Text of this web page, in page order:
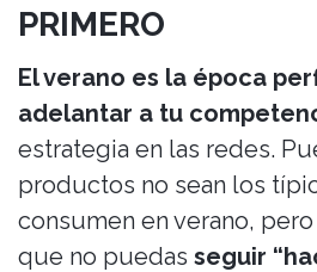
PRIMERO
El verano es la época
adelantar a tu
estrategia en las redes.
productos no sean los
consumen en verano,
que no puedas seguir